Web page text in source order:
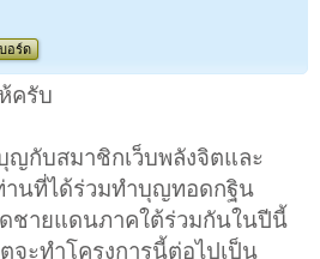
อร์ด
ครับ
กับสมาชิกเว็บพลังจิตและ
นที่ได้ร่วมทำบุญทอดกฐิน
ชายแดนภาคใต้ร่วมกันในปีนี้
จะทำโครงการนี้ต่อไปเป็น